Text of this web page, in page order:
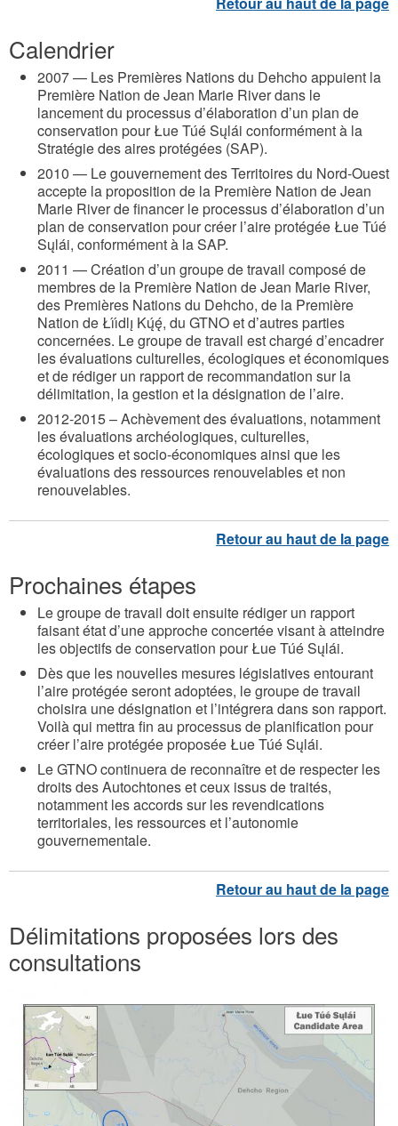
Calendrier
2007 — Les Premières Nations du Dehcho appuient la
Première Nation de Jean Marie River dans le
lancement du processus d’élaboration d’un plan de
conservation pour Łue Túé Sųlái conformément à la
Stratégie des aires protégées (SAP).
2010 — Le gouvernement des Territoires du Nord-Ouest
accepte la proposition de la Première Nation de Jean
Marie River de financer le processus d’élaboration d’un
plan de conservation pour créer l’aire protégée Łue Túé
Sųlái, conformément à la SAP.
2011 — Création d’un groupe de travail composé de
membres de la Première Nation de Jean Marie River,
des Premières Nations du Dehcho, de la Première
Nation de Łı́ı́dlı̨ Kų́ę́, du GTNO et d’autres parties
concernées. Le groupe de travail est chargé d’encadrer
les évaluations culturelles, écologiques et économiques
et de rédiger un rapport de recommandation sur la
délimitation, la gestion et la désignation de l’aire.
2012-2015 – Achèvement des évaluations, notamment
les évaluations archéologiques, culturelles,
écologiques et socio-économiques ainsi que les
évaluations des ressources renouvelables et non
renouvelables.
Prochaines étapes
Le groupe de travail doit ensuite rédiger un rapport
faisant état d’une approche concertée visant à atteindre
les objectifs de conservation pour Łue Túé Sųlái.
Dès que les nouvelles mesures législatives entourant
l’aire protégée seront adoptées, le groupe de travail
choisira une désignation et l’intégrera dans son rapport.
Voilà qui mettra fin au processus de planification pour
créer l’aire protégée proposée Łue Túé Sųlái.
Le GTNO continuera de reconnaître et de respecter les
droits des Autochtones et ceux issus de traités,
notamment les accords sur les revendications
territoriales, les ressources et l’autonomie
gouvernementale.
Délimitations proposées lors des
consultations